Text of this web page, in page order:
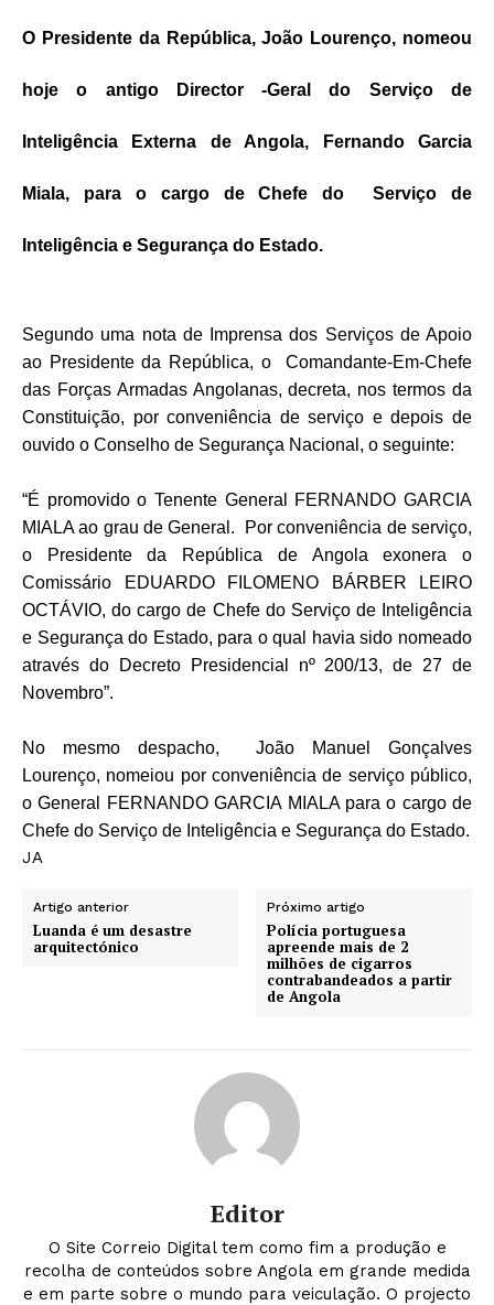
O Presidente da República, João Lourenço, nomeou
hoje o antigo Director -Geral do Serviço de
Inteligência Externa de Angola, Fernando Garcia
Miala, para o cargo de Chefe do Serviço de
Inteligência e Segurança do Estado.
Segundo uma nota de Imprensa dos Serviços de Apoio
ao Presidente da República, o Comandante-Em-Chefe
das Forças Armadas Angolanas, decreta, nos termos da
Constituição, por conveniência de serviço e depois de
ouvido o Conselho de Segurança Nacional, o seguinte:
“É promovido o Tenente General FERNANDO GARCIA
MIALA ao grau de General. Por conveniência de serviço,
o Presidente da República de Angola exonera o
Comissário EDUARDO FILOMENO BÁRBER LEIRO
OCTÁVIO, do cargo de Chefe do Serviço de Inteligência
e Segurança do Estado, para o qual havia sido nomeado
através do Decreto Presidencial nº 200/13, de 27 de
Novembro”.
No mesmo despacho, João Manuel Gonçalves
Lourenço, nomeiou por conveniência de serviço público,
o General FERNANDO GARCIA MIALA para o cargo de
Chefe do Serviço de Inteligência e Segurança do Estado.
JA
Artigo anterior
Luanda é um desastre
arquitectónico
Próximo artigo
Polícia portuguesa
apreende mais de 2
milhões de cigarros
contrabandeados a partir
de Angola
Editor
O Site Correio Digital tem como fim a produção e
recolha de conteúdos sobre Angola em grande medida
e em parte sobre o mundo para veiculação. O projecto